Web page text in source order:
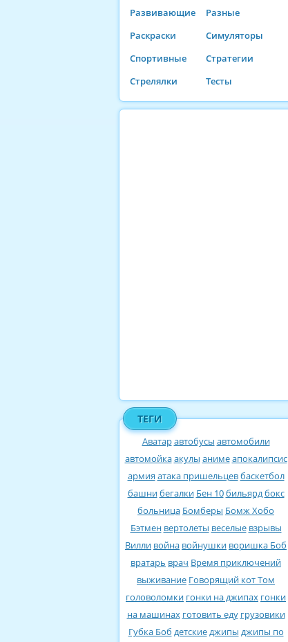
Развивающие
Разные
Раскраски
Симуляторы
Спортивные
Стратегии
Стрелялки
Тесты
ТЕГИ
Аватаравтобусы автомобили
автомойкаакулы анимеапокалипсис
армия атака пришельцевбаскетбол
башнибегалки Бен 10бильярдбокс
больница Бомберы Бомж Хобо
Бэтмен вертолеты веселые взрывы
Вилли война войнушки воришка Боб
вратарь врач Время приключений
выживание Говорящий кот Том
головоломки гонки на джипах гонки
на машинах готовить еду грузовики
Губка Боб детскиеджипы джипы по